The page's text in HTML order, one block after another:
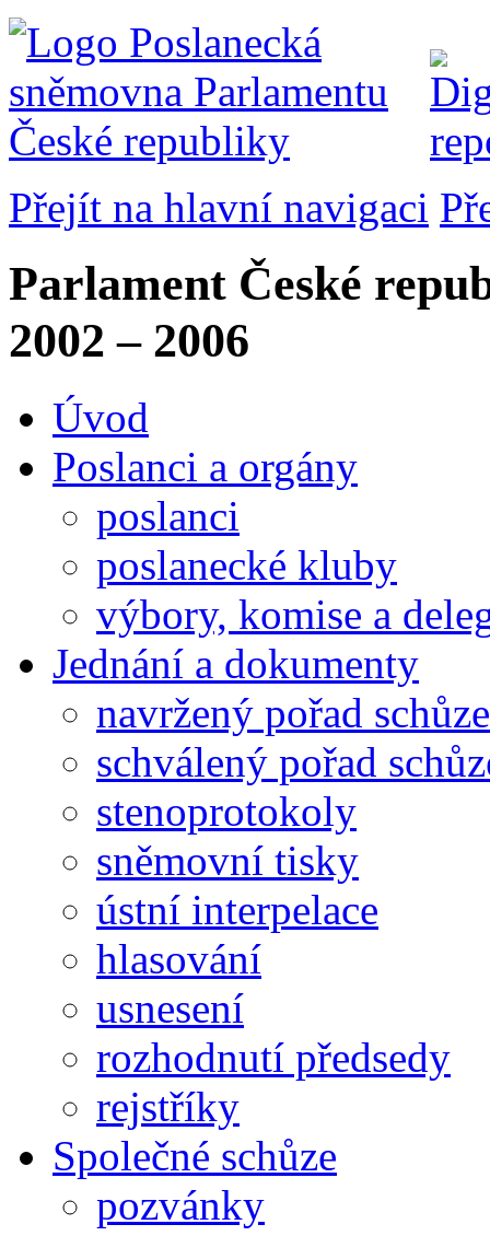
Přejít na hlavní navigaci
Parlament České
2002 – 2006
Úvod
Poslanci a orgány
poslanci
poslanecké kluby
výbory, komise a
Jednání a dokumenty
navržený pořad schůze
schválený pořad
stenoprotokoly
sněmovní tisky
ústní interpelace
hlasování
usnesení
rozhodnutí předsedy
rejstříky
Společné schůze
pozvánky